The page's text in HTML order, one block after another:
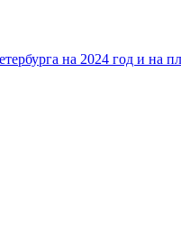
на 2024 год и на